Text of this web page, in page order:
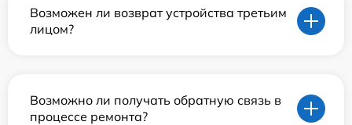
Возможен ли возврат устройства третьим
лицом?
Возможно ли получать обратную связь в
процессе ремонта?